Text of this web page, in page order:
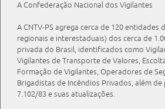
A Confederação Nacional dos Vigilantes
A CNTV-PS agrega cerca de 120
regionais e interestaduais) dos cerca de
privada do Brasil, identificados como
Vigilantes de Transporte de Valores,
Formação de Vigilantes, Operadores de
Brigadistas de Incêndios Privados, além
7.102/83 e suas atualizações.